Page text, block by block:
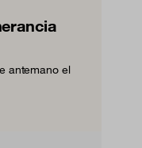
antemano el